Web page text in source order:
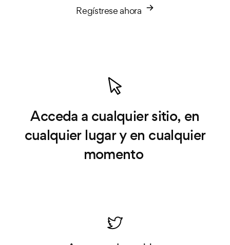
Regístrese ahora
Acceda a cualquier sitio, en
cualquier lugar y en cualquier
momento